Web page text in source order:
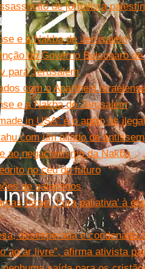
de jornalista
e a Nakba de Jerusalém
do Governo Bolsonaro
para Jerusalém
com o Apartheid
e a Nakba de Jerusalém
in USA” e o apoio às
com um aliado de
ao negacionismo da Nakba
no céu do futuro
de palestinos
Israel ‘cura paliativa' à
desesperada e condenada
ao ar livre”, afirma ativista